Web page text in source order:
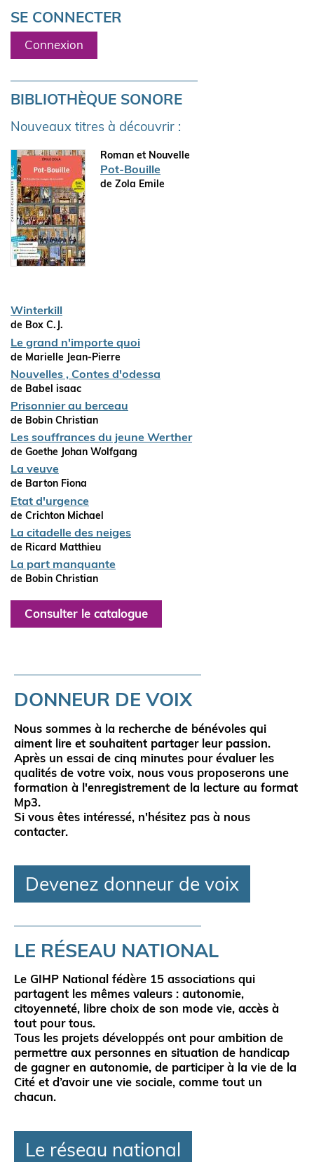
SE CONNECTER
Connexion
BIBLIOTHÈQUE SONORE
Nouveaux titres à découvrir :
Roman et Nouvelle
Pot-Bouille
de Zola Emile
Winterkill
de Box C.J.
Le grand n'importe quoi
de Marielle Jean-Pierre
Nouvelles , Contes d'odessa
de Babel isaac
Prisonnier au berceau
de Bobin Christian
Les souffrances du jeune Werther
de Goethe Johan Wolfgang
La veuve
de Barton Fiona
Etat d'urgence
de Crichton Michael
La citadelle des neiges
de Ricard Matthieu
La part manquante
de Bobin Christian
Consulter le catalogue
DONNEUR DE VOIX
Nous sommes à la recherche de bénévoles qui
aiment lire et souhaitent partager leur passion.
Après un essai de cinq minutes pour évaluer les
qualités de votre voix, nous vous proposerons une
formation à l'enregistrement de la lecture au format
Mp3.
Si vous êtes intéressé, n'hésitez pas à nous
contacter.
Devenez donneur de voix
LE RÉSEAU NATIONAL
Le GIHP National fédère 15 associations qui
partagent les mêmes valeurs : autonomie,
citoyenneté, libre choix de son mode vie, accès à
tout pour tous.
Tous les projets développés ont pour ambition de
permettre aux personnes en situation de handicap
de gagner en autonomie, de participer à la vie de la
Cité et d’avoir une vie sociale, comme tout un
chacun.
Le réseau national